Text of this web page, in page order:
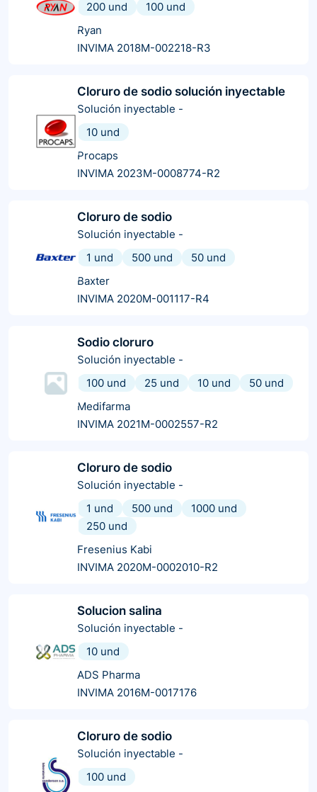
200 und
100 und
Ryan
INVIMA 2018M-002218-R3
Cloruro de sodio solución inyectable
Solución inyectable -
10 und
Procaps
INVIMA 2023M-0008774-R2
Cloruro de sodio
Solución inyectable -
1 und
500 und
50 und
Baxter
INVIMA 2020M-001117-R4
Sodio cloruro
Solución inyectable -
100 und
25 und 10 und
50 und
Medifarma
INVIMA 2021M-0002557-R2
Cloruro de sodio
Solución inyectable -
1 und
500 und
1000 und
250 und
Fresenius Kabi
INVIMA 2020M-0002010-R2
Solucion salina
Solución inyectable -
10 und
ADS Pharma
INVIMA 2016M-0017176
Cloruro de sodio
Solución inyectable -
100 und